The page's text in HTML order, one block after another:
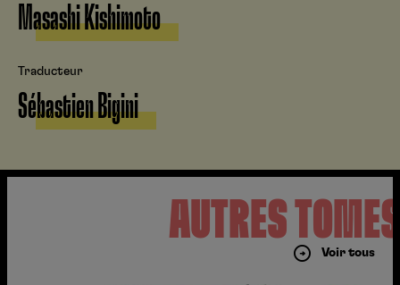
Masashi Kishimoto
Traducteur
Sébastien Bigini
AUTRES
Voir tous